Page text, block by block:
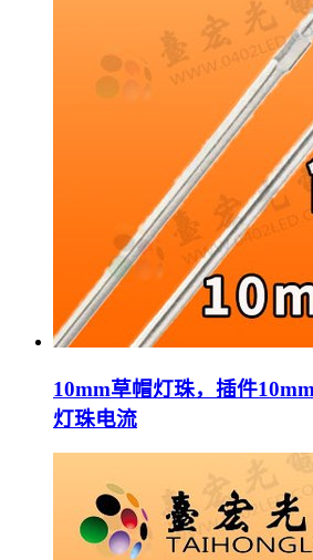
10mm草帽灯珠，插件
灯珠电流